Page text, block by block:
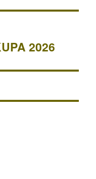
2026